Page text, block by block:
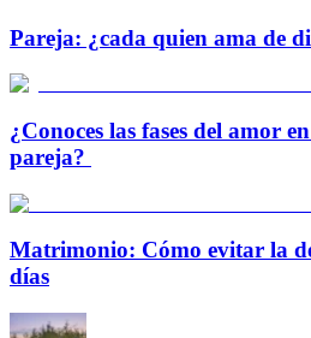
Pareja: ¿cada quien ama de
¿Conoces las fases del amor
pareja?
Matrimonio: Cómo evitar la
días